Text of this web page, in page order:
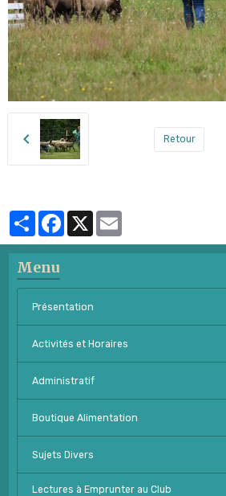
Retour
PartagerFacebook
Menu
Présentation
Activités et Horaires
Administratif
Boutique Alimentation
Sujets Divers
Lectures à Emprunter au Club